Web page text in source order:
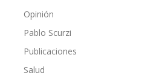
Opinión
Pablo Scurzi
Publicaciones
Salud